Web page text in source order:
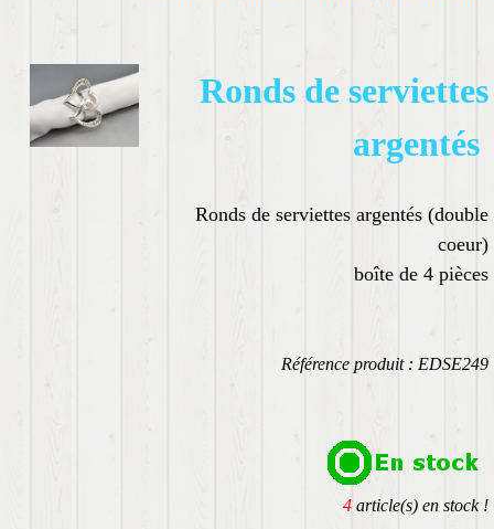
Ronds de serviettes
argentés
Ronds de serviettes argentés (double
coeur)
boîte de 4 pièces
Référence produit : EDSE249
4 article(s) en stock !